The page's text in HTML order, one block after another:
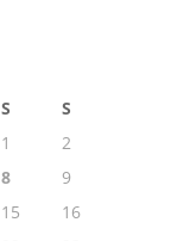
S
S
1
2
8
9
15
16